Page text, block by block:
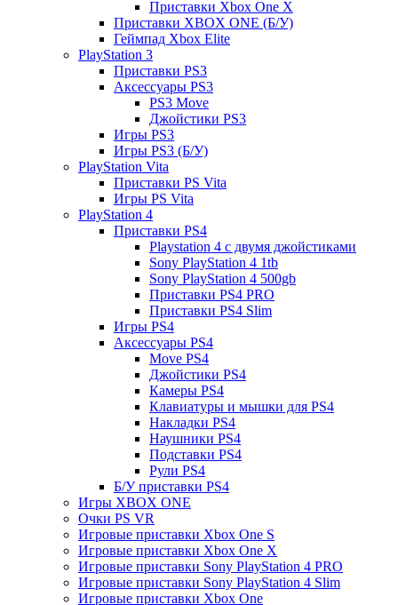
Приставки Xbox One X
Приставки XBOX ONE (Б/У)
Геймпад Xbox Elite
PlayStation 3
Приставки PS3
Аксессуары PS3
PS3 Move
Джойстики PS3
Игры PS3
Игры PS3 (Б/У)
PlayStation Vita
Приставки PS Vita
Игры PS Vita
PlayStation 4
Приставки PS4
Playstation 4 с двумя джойстиками
Sony PlayStation 4 1tb
Sony PlayStation 4 500gb
Приставки PS4 PRO
Приставки PS4 Slim
Игры PS4
Аксессуары PS4
Move PS4
Джойстики PS4
Камеры PS4
Клавиатуры и мышки для PS4
Накладки PS4
Наушники PS4
Подставки PS4
Рули PS4
Б/У приставки PS4
Игры XBOX ONE
Очки PS VR
Игровые приставки Xbox One S
Игровые приставки Xbox One X
Игровые приставки Sony PlayStation 4 PRO
Игровые приставки Sony PlayStation 4 Slim
Игровые приставки Xbox One